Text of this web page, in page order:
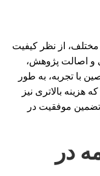
از نظر کیفیت
و اصالت پژوهش،
با تجربه، به طور
هزینه بالاتری نیز
تضمین موفقیت در
در